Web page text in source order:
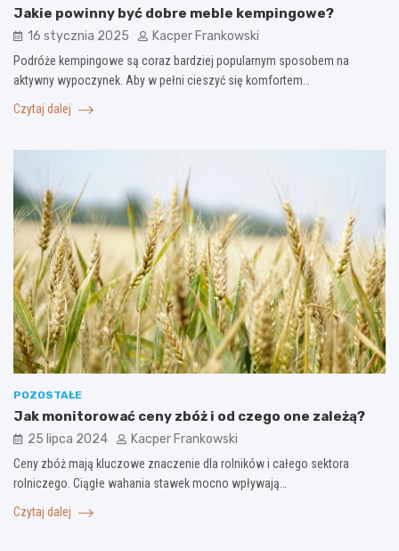
Jakie powinny być dobre meble kempingowe?
16 stycznia 2025 Kacper Frankowski
Podróże kempingowe są coraz bardziej popularnym sposobem na
aktywny wypoczynek. Aby w pełni cieszyć się komfortem…
Czytaj dalej
POZOSTAŁE
Jak monitorować ceny zbóż i od czego one zależą?
25 lipca 2024 Kacper Frankowski
Ceny zbóż mają kluczowe znaczenie dla rolników i całego sektora
rolniczego. Ciągłe wahania stawek mocno wpływają…
Czytaj dalej